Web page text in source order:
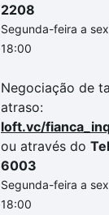
2208
Segunda-feira a
18:00
Negociação de
atraso:
loft.vc/
ou através do
6003
Segunda-feira a
18:00